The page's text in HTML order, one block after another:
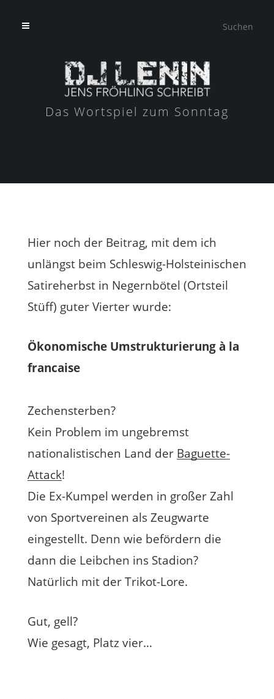
Das Wortspiel zum Sonntag
Hier noch der Beitrag, mit dem ich
unlängst beim Schleswig-Holsteinischen
Satireherbst in Negernbötel (Ortsteil
Stüff) guter Vierter wurde:
Ökonomische Umstrukturierung à la
francaise
Zechensterben?
Kein Problem im ungebremst
nationalistischen Land der Baguette-
Attack!
Die Ex-Kumpel werden in großer Zahl
von Sportvereinen als Zeugwarte
eingestellt. Denn wie befördern die
dann die Leibchen ins Stadion?
Natürlich mit der Trikot-Lore.
Gut, gell?
Wie gesagt, Platz vier…